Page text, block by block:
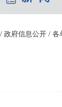
/ 政府信息公开 / 各